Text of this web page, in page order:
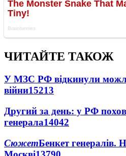
ЧИТАЙТЕ ТАКОЖ
У МЗС РФ відкинули
війни15213
Другий за день: у РФ
генерала14042
СюжетБенкет генералів.